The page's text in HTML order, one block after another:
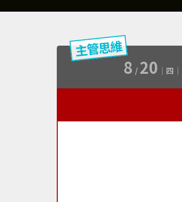
8 / 20 ｜四｜